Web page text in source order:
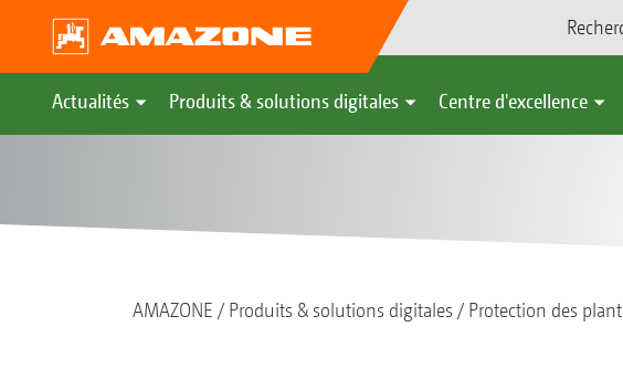
Actualités Produits & solutions digitales Centre d'excellence
AMAZONE Produits & solutions digitales Protection des